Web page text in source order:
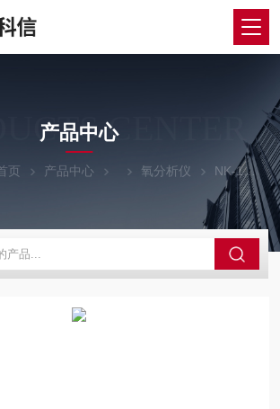
CENTER
产品中心
页 产品中心 氧分析仪 NK-100LAG防爆在线激光氧含量分析仪